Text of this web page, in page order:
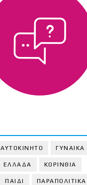
ΑΥΤΟΚΙΝΗΤΟ ΓΥΝΑΙΚΑ
ΕΛΛΑΔΑ ΚΟΡΙΝΘΙΑ
ΠΑΙΔΙ ΠΑΡΑΠΟΛΙΤΙΚΑ